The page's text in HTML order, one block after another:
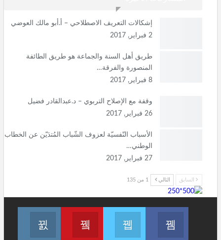
إشكالات التعريف الاصطلاحي – أ.أبو مالك العوضي
2 فبراير, 2017
طريق أهل السنة والجماعة هو طريق الطائفة
المنصورة والفرقة…
8 فبراير, 2017
وقفة مع الإصلاح التربوي – د.عبدالقادر فضيل
26 فبراير, 2017
الأسباب النّفسيّة لعزوف الشّباب المُتدَيّن عن الخطاب
الوطني…
27 فبراير, 2017
السابق التالي 1 من 135
انظم لنا على فيسبوكانظم لنا على تويتر Join us on Youtube